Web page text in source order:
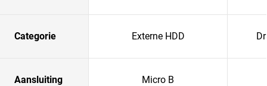
Categorie Externe HDD
Aansluiting Micro B